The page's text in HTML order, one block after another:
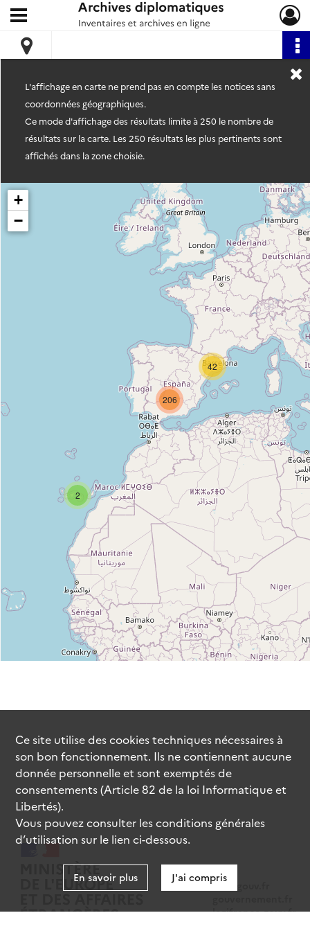
Archives diplomatiques
Ouvrir le menu déroulant
L'affichage en carte ne prend pas en compte les notices sans
coordonnées géographiques.
Ce mode d'affichage des résultats limite à 250 le nombre de
résultats sur la carte. Les 250 résultats les plus pertinents sont
affichés dans la zone choisie.
2
42
206
+
−
data.gouv.fr
legifrance.gouv.fr
Ce site utilise descookiestechniques nécessaires à
son bon fonctionnement. Ils ne contiennent aucune
donnée personnelle et sont exemptés de
consentements (Article 82 de la loi Informatique et
Libertés).
Vous pouvez consulter les conditions générales
d’utilisation sur le lien ci-dessous.
En savoir plus J'ai compris